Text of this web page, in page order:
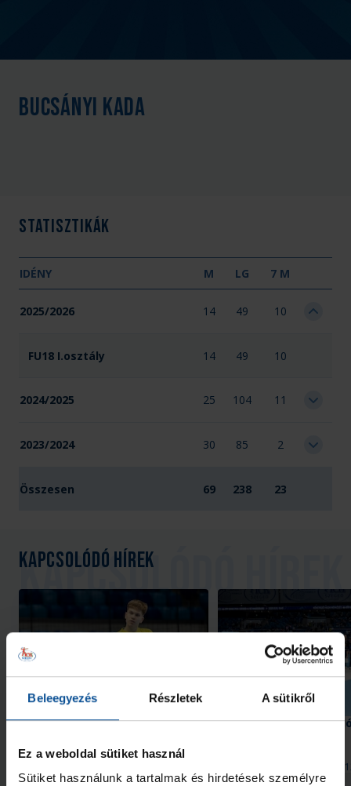
Beleegyezés Részletek A sütikről
Ez a weboldal sütiket használ
Sütiket használunk a tartalmak és hirdetések személyre
Bucsányi Kada
Statisztikák
IDÉNY M LG 7 M
2025/2026 14 49 10
FU18 I.osztály 14 49 10
2024/2025 25 104 11
2023/2024 30 85 2
Összesen 69 238 23
Kapcsolódó hírek
U18-as akadémiai csapatunk
2025. okt.
Jutalmaztuk a Jó